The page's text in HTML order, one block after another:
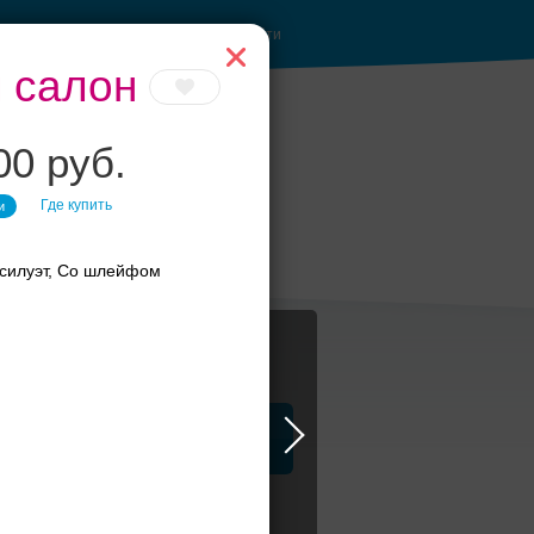
руб.
Где купить
Со шлейфом
Войти
Торжество в
а-